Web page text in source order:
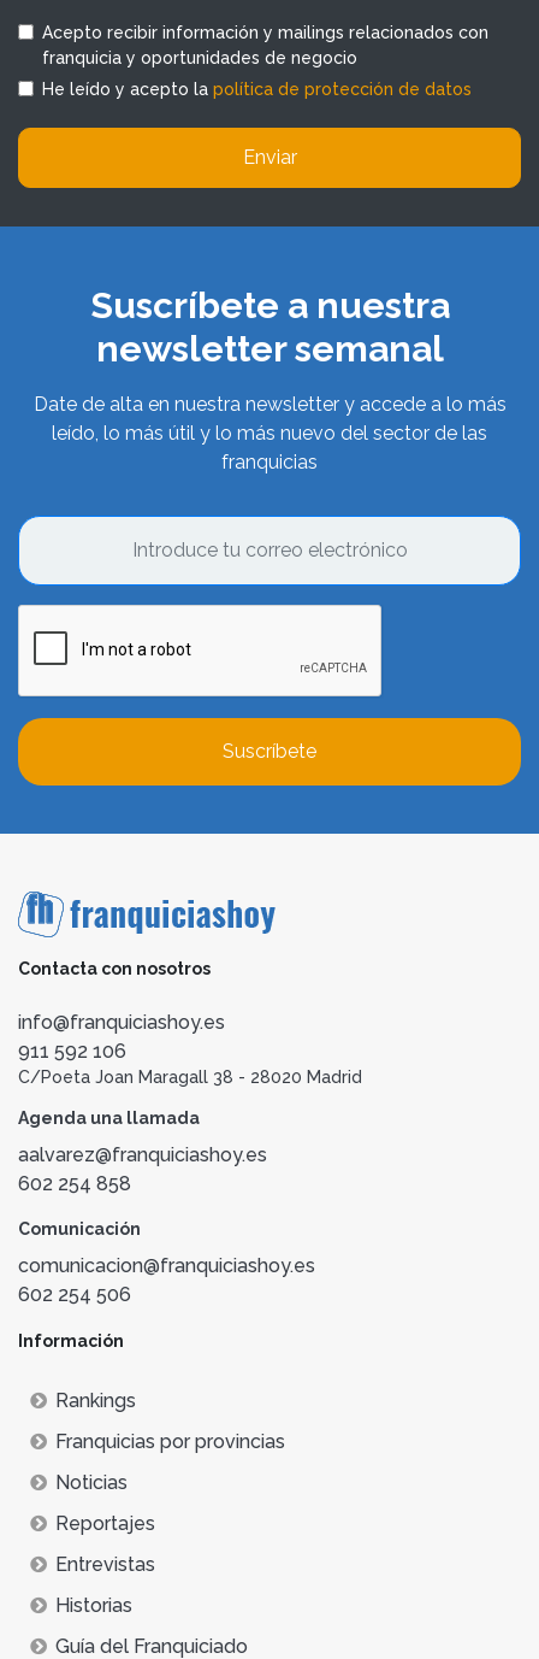
Acepto recibir información y mailings relacionados con
franquicia y oportunidades de negocio
He leído y acepto la política de protección de datos
Enviar
Suscríbete a nuestra
newsletter semanal
Date de alta en nuestra newsletter y accede a lo más
leído, lo más útil y lo más nuevo del sector de las
franquicias
Suscríbete
Contacta con nosotros
info@franquiciashoy.es
911 592 106
C/Poeta Joan Maragall 38 - 28020 Madrid
Agenda una llamada
aalvarez@franquiciashoy.es
602 254 858
Comunicación
comunicacion@franquiciashoy.es
602 254 506
Información
Rankings
Franquicias por provincias
Noticias
Reportajes
Entrevistas
Historias
Guía del Franquiciado